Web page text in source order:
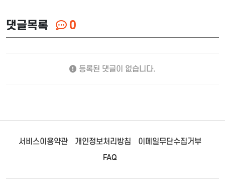
댓글목록 0
등록된 댓글이 없습니다.
서비스이용약관 개인정보처리방침
이메일무단수집거부
FAQ